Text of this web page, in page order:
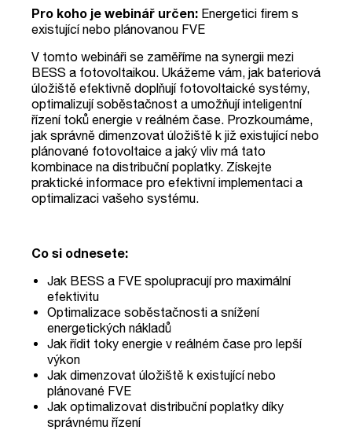
Pro koho je webinář určen: Energetici firem s
existující nebo plánovanou FVE
V tomto webináři se zaměříme na synergii mezi
BESS a fotovoltaikou. Ukážeme vám, jak bateriová
úložiště efektivně doplňují fotovoltaické systémy,
optimalizují soběstačnost a umožňují inteligentní
řízení toků energie v reálném čase. Prozkoumáme,
jak správně dimenzovat úložiště k již existující nebo
plánované fotovoltaice a jaký vliv má tato
kombinace na distribuční poplatky. Získejte
praktické informace pro efektivní implementaci a
optimalizaci vašeho systému.
Co si odnesete:
Jak BESS a FVE spolupracují pro maximální
efektivitu
Optimalizace soběstačnosti a snížení
energetických nákladů
Jak řídit toky energie v reálném čase pro lepší
výkon
Jak dimenzovat úložiště k existující nebo
plánované FVE
Jak optimalizovat distribuční poplatky díky
správnému řízení